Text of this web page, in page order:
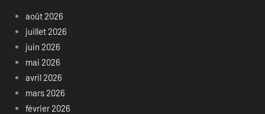
août 2026
juillet 2026
juin 2026
mai 2026
avril 2026
mars 2026
février 2026